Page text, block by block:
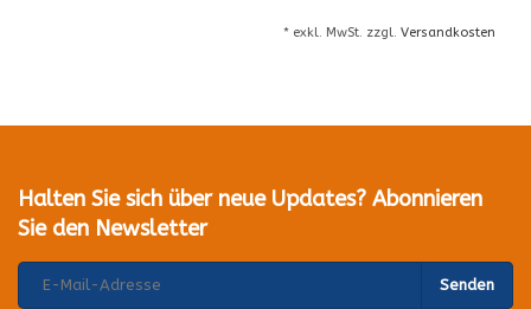
* exkl. MwSt. zzgl. Versandkosten
Halten Sie sich über neue Updates? Abonnieren
Sie den Newsletter
Senden